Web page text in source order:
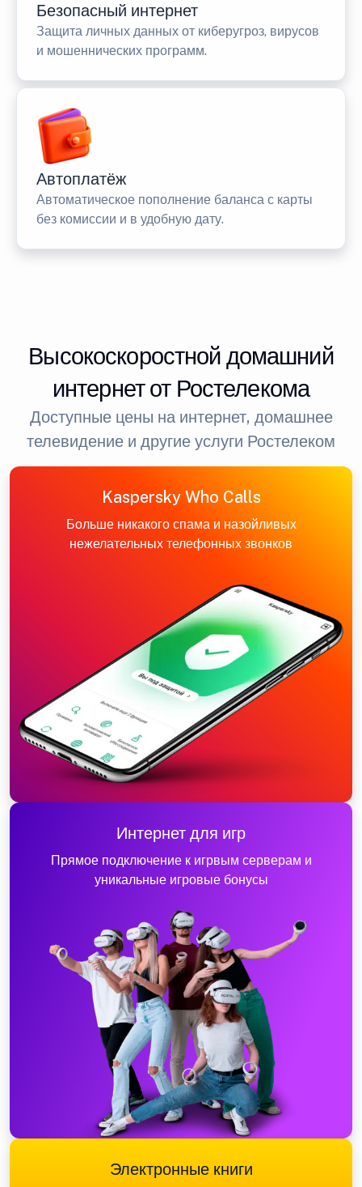
Безопасный интернет
Защита личных данных от киберугроз, вирусов
и мошеннических программ.
Автоплатёж
Автоматическое пополнение баланса с карты
без комиссии и в удобную дату.
Высокоскоростной домашний
интернет от Ростелекома
Доступные цены на интернет, домашнее
телевидение и другие услуги Ростелеком
Kaspersky Who Calls
Больше никакого спама и назойливых
нежелательных телефонных звонков
Интернет для игр
Прямое подключение к игрвым серверам и
уникальные игровые бонусы
Электронные книги